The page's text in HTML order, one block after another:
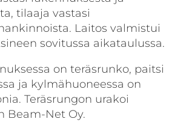
tilaaja vastasi
Laitos valmistui
sovitussa aikataulussa.
on teräsrunko, paitsi
ja kylmähuoneessa on
Teräsrungon urakoi
Beam-Net Oy.